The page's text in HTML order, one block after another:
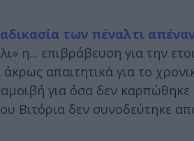
των πέναλτι
η... επιβράβευση για την
απαιτητικά για το
για όσα δεν
Βιτόρια δεν συνοδεύτηκε